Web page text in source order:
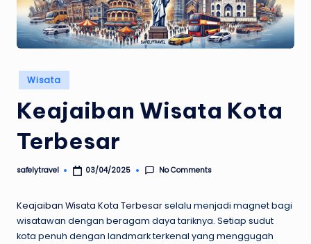
Posted
in
Wisata
Keajaiban Wisata Kota
Terbesar
Posted
safelytravel 03/04/2025 No Comments
Keajaiban Wisata Kota Terbesarselalu menjadi magnet bagi
wisatawan dengan beragam daya tariknya. Setiap sudut
kota penuh dengan landmark terkenal yang menggugah